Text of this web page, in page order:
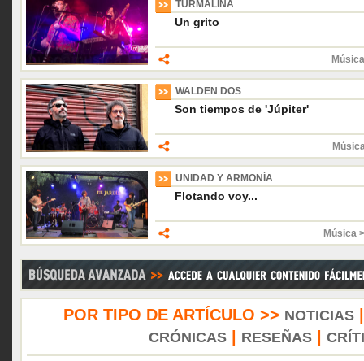
TURMALINA
Un grito
WALDEN DOS
Son tiempos de 'Júpiter'
UNIDAD Y ARMONÍA
Flotando voy...
Música
POR TIPO DE ARTÍCULO >> NOTICIAS
CRÓNICAS| RESEÑAS|